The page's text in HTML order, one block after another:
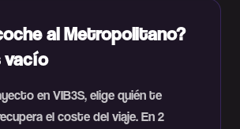
al Metropolitano?
vacío
en VIB3S, elige quién te
el coste del viaje. En 2